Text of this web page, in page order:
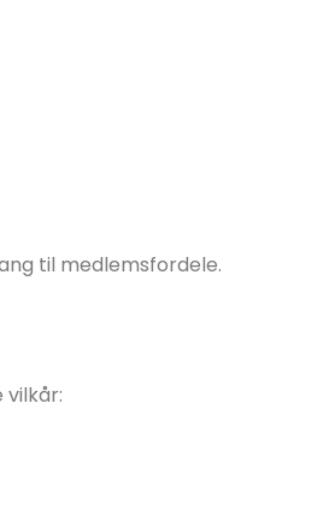
til medlemsfordele.